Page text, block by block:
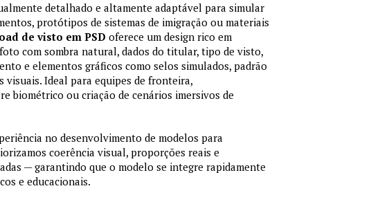
detalhado e altamente adaptável para simular
protótipos de sistemas de imigração ou materiais
de visto em PSD oferece um design rico em
com sombra natural, dados do titular, tipo de visto,
e elementos gráficos como selos simulados, padrão
Ideal para equipes de fronteira,
biométrico ou criação de cenários imersivos de
no desenvolvimento de modelos para
coerência visual, proporções reais e
— garantindo que o modelo se integre rapidamente
e educacionais.